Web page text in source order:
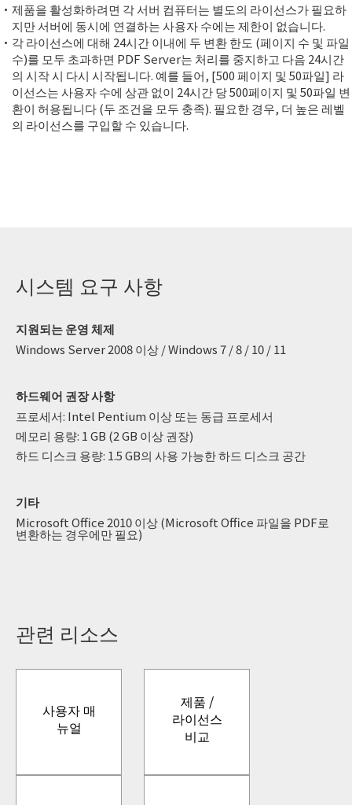
제품을 활성화하려면 각 서버 컴퓨터는 별도의 라이선스가 필요하
지만 서버에 동시에 연결하는 사용자 수에는 제한이 없습니다.
각 라이선스에 대해 24시간 이내에 두 변환 한도 (페이지 수 및 파일
수)를 모두 초과하면 PDF Server는 처리를 중지하고 다음 24시간
의 시작 시 다시 시작됩니다. 예를 들어, [500 페이지 및 50파일] 라
이선스는 사용자 수에 상관 없이 24시간 당 500페이지 및 50파일 변
환이 허용됩니다 (두 조건을 모두 충족). 필요한 경우, 더 높은 레벨
의 라이선스를 구입할 수 있습니다.
시스템 요구 사항
지원되는 운영 체제
Windows Server 2008 이상 / Windows 7 / 8 / 10 / 11
하드웨어 권장 사항
프로세서: Intel Pentium 이상 또는 동급 프로세서
메모리 용량: 1 GB (2 GB 이상 권장)
하드 디스크 용량: 1.5 GB의 사용 가능한 하드 디스크 공간
기타
Microsoft Office 2010 이상 (Microsoft Office 파일을 PDF로
변환하는 경우에만 필요)
관련 리소스
사용자 매
뉴얼
제품 /
라이선스
비교